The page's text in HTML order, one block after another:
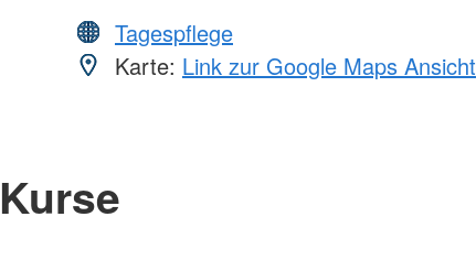
Tagespflege
Karte: Link zur Google Maps Ansicht
Kurse